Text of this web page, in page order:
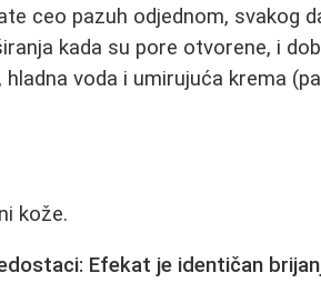
ceo pazuh odjednom, svakog
kada su pore otvorene, i
voda i umirujuća krema
kože.
Efekat je identičan